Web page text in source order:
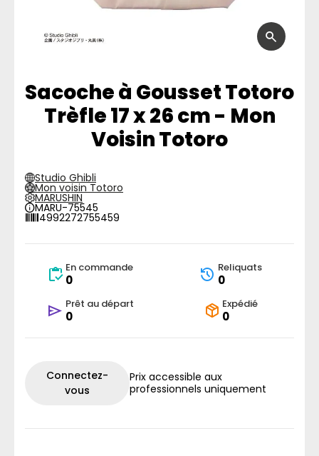
Sacoche à Gousset Totoro
Trèfle 17 x 26 cm - Mon
Voisin Totoro
Studio Ghibli
Mon voisin Totoro
MARUSHIN
MARU-75545
4992272755459
En commande
0
Reliquats
0
Prêt au départ
0
Expédié
0
Connectez-
vous
Prix accessible aux
professionnels uniquement